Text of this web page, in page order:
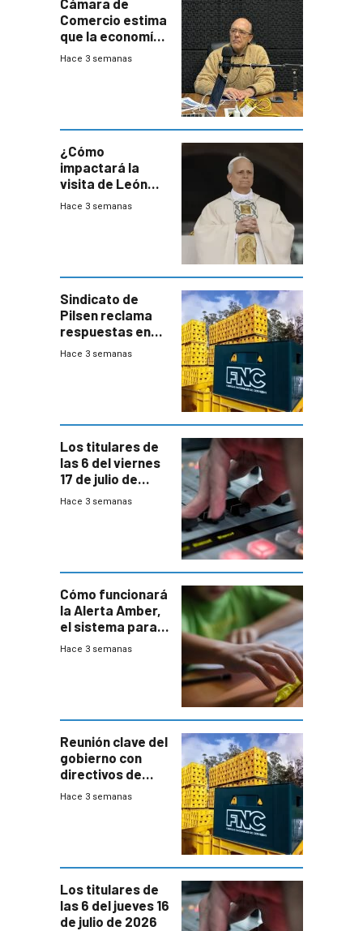
Cámara de
Comercio estima
que la economía
crecerá 1,6%
Hace 3 semanas
¿Cómo
impactará la
visita de León
XIV a Uruguay?
Hace 3 semanas
Sindicato de
Pilsen reclama
respuestas en
medio de
Hace 3 semanas
Los titulares de
las 6 del viernes
17 de julio de
2026
Hace 3 semanas
Cómo funcionará
la Alerta Amber,
el sistema para
la búsqueda
Hace 3 semanas
Reunión clave del
gobierno con
directivos de
Fábricas
Hace 3 semanas
Los titulares de
las 6 del jueves 16
de julio de 2026